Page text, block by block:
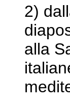
2)
alla